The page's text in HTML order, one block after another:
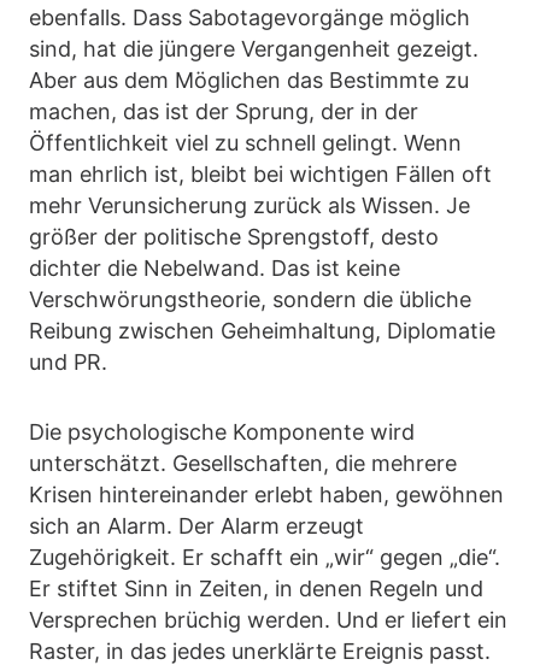
ebenfalls. Dass Sabotagevorgänge möglich
sind, hat die jüngere Vergangenheit gezeigt.
Aber aus dem Möglichen das Bestimmte zu
machen, das ist der Sprung, der in der
Öffentlichkeit viel zu schnell gelingt. Wenn
man ehrlich ist, bleibt bei wichtigen Fällen oft
mehr Verunsicherung zurück als Wissen. Je
größer der politische Sprengstoff, desto
dichter die Nebelwand. Das ist keine
Verschwörungstheorie, sondern die übliche
Reibung zwischen Geheimhaltung, Diplomatie
und PR.
Die psychologische Komponente wird
unterschätzt. Gesellschaften, die mehrere
Krisen hintereinander erlebt haben, gewöhnen
sich an Alarm. Der Alarm erzeugt
Zugehörigkeit. Er schafft ein „wir“ gegen „die“.
Er stiftet Sinn in Zeiten, in denen Regeln und
Versprechen brüchig werden. Und er liefert ein
Raster, in das jedes unerklärte Ereignis passt.